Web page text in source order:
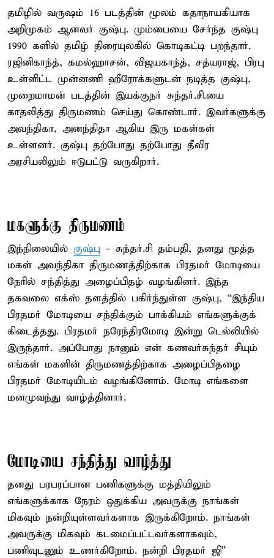
தமிழில் வருஷம் 16 படத்தின் மூலம் கதாநாயகியாக
அறிமுகம் ஆனவர் குஷ்பு. மும்பையை சேர்ந்த குஷ்பு
1990 களில் தமிழ் திரையுலகில் கொடிகட்டி பறந்தார்.
ரஜினிகாந்த், கமல்ஹாசன், விஜயகாந்த், சத்யராஜ், பிரபு
உள்ளிட்ட முன்னணி ஹீரோக்களுடன் நடித்த குஷ்பு,
முறைமாமன் படத்தின் இயக்குநர் சுந்தர்.சி.யை
காதலித்து திருமணம் செய்து கொண்டார். இவர்களுக்கு
அவந்திகா, அனந்திதா ஆகிய இரு மகள்கள்
உள்ளனர். குஷ்பு தற்போது தற்போது தீவிர
அரசியலிலும் ஈடுபட்டு வருகிறார்.
மகளுக்கு திருமணம்
இந்நிலையில் குஷ்பு - சுந்தர்.சி தம்பதி, தனது மூத்த
மகள் அவந்திகா திருமணத்திற்காக பிரதமர் மோடியை
நேரில் சந்தித்து அழைப்பிதழ் வழங்கினர். இந்த
தகவலை எக்ஸ் தளத்தில் பகிர்ந்துள்ள குஷ்பு, “இந்திய
பிரதமர் மோடியை சந்திக்கும் பாக்கியம் எங்களுக்குக்
கிடைத்தது. பிரதமர் நரேந்திரமோடி இன்று டெல்லியில்
இருந்தார். அப்போது நானும் என் கணவர்சுந்தர் சியும்
எங்கள் மகளின் திருமணத்திற்காக அழைப்பிதழை
பிரதமர் மோடியிடம் வழங்கினோம். மோடி எங்களை
மனமுவந்து வாழ்த்தினார்.
மோடியை சந்தித்து வாழ்த்து
தனது பரபரப்பான பணிகளுக்கு மத்தியிலும்
எங்களுக்காக நேரம் ஒதுக்கிய அவருக்கு நாங்கள்
மிகவும் நன்றியுள்ளவர்களாக இருக்கிறோம். நாங்கள்
அவருக்கு மிகவும் கடமைப்பட்டவர்களாகவும்,
பணிவுடனும் உணர்கிறோம். நன்றி பிரதமர் ஜி”